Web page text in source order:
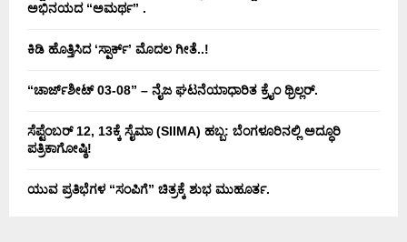
ಅಭಿನಯದ “ಅಮರ್ಥ” .
ಕಿಡಿ‌‌ ಹೊತ್ತಿಸಿದ ‘ಸ್ಪಾರ್ಕ್’ ಮೊದಲ‌ ಗೀತೆ..!
“ಚಾರ್ಜ್‌ಶೀಟ್ 03-08” – ನೈಜ ಘಟನೆಯಾಧಾರಿತ ಕ್ರೈಂ ಥ್ರಿಲ್ಲರ್.
ಸೆಪ್ಟೆಂಬರ್ 12, 13ಕ್ಕೆ ಸೈಮಾ (SIIMA) ಹಬ್ಬ: ಬೆಂಗಳೂರಿನಲ್ಲಿ ಅದ್ಧೂರಿ
ಪತ್ರಿಕಾಗೋಷ್ಠಿ!
ಯುವ ಪ್ರತಿಭೆಗಳ “ಸಂಪಿಗೆ” ಚಿತ್ರಕ್ಕೆ ಶುಭ ಮುಹೂರ್ತ.